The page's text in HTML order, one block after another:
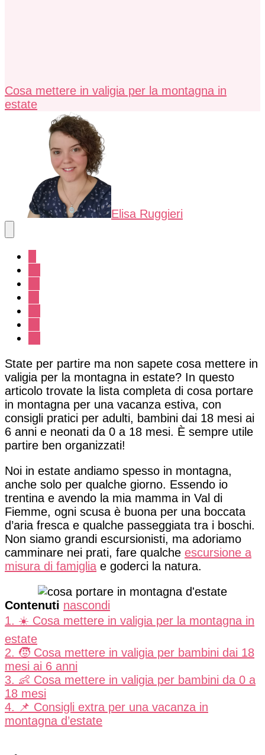
Cosa mettere in valigia per la montagna in
estate
Elisa Ruggieri
State per partire ma non sapete cosa mettere in
valigia per la montagna in estate? In questo
articolo trovate la lista completa di cosa portare
in montagna per una vacanza estiva, con
consigli pratici per adulti, bambini dai 18 mesi ai
6 anni e neonati da 0 a 18 mesi. È sempre utile
partire ben organizzati!
Noi in estate andiamo spesso in montagna,
anche solo per qualche giorno. Essendo io
trentina e avendo la mia mamma in Val di
Fiemme, ogni scusa è buona per una boccata
d’aria fresca e qualche passeggiata tra i boschi.
Non siamo grandi escursionisti, ma adoriamo
camminare nei prati, fare qualche escursione a
misura di famiglia e goderci la natura.
Contenuti nascondi
1. ☀️ Cosa mettere in valigia per la montagna in
estate
2. 🧒 Cosa mettere in valigia per bambini dai 18
mesi ai 6 anni
3. 👶 Cosa mettere in valigia per bambini da 0 a
18 mesi
4. 📌 Consigli extra per una vacanza in
montagna d’estate